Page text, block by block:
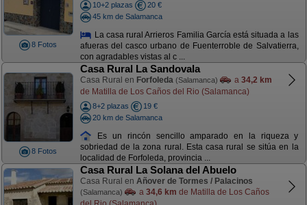
8 Fotos
10+2 plazas
20 €
45 km de Salamanca
La casa rural Arrieros Familia García está situada a las
afueras del casco urbano de Fuenterroble de Salvatierra,
con agradables vistas al c ...
8 Fotos
Casa Rural La Sandovala
Casa Rural en Forfoleda (Salamanca) a 34,2 km
de Matilla de Los Caños del Rio (Salamanca)
8+2 plazas
19 €
20 km de Salamanca
Es un rincón sencillo amparado en la riqueza y
sobriedad de la zona rural. Esta casa rural se sitúa en la
localidad de Forfoleda, provincia ...
Casa Rural La Solana del Abuelo
Casa Rural en Añover de Tormes / Palacinos
(Salamanca) a 34,6 km de Matilla de Los Caños